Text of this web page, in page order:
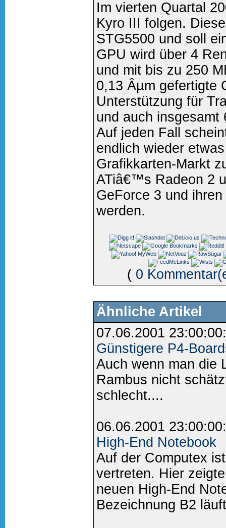
Im vierten Quartal
Kyro III folgen.
STG5500 und soll
GPU wird über 4
und mit bis zu 250
0,13 Âµm gefertigte
Unterstützung für
und auch insgesamt
Auf jeden Fall
endlich wieder
Grafikkarten-Markt
ATiâ€™s Radeon 2
GeForce 3 und
werden.
( 0
Ähnliche Artikel
07.06.2001
Günstigere P4-
Auch wenn man die
Rambus nicht
schlecht....
06.06.2001
High-End Notebook
Auf der Computex
vertreten. Hier
neuen High-End
Bezeichnung B2